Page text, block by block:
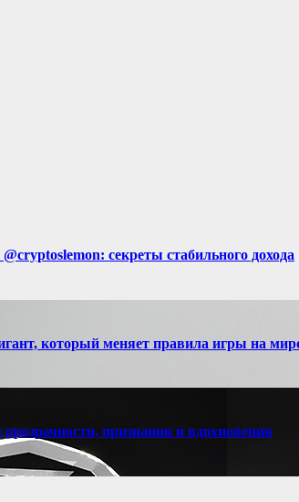
секреты стабильного дохода
который меняет правила игры на
признания и вдохновения